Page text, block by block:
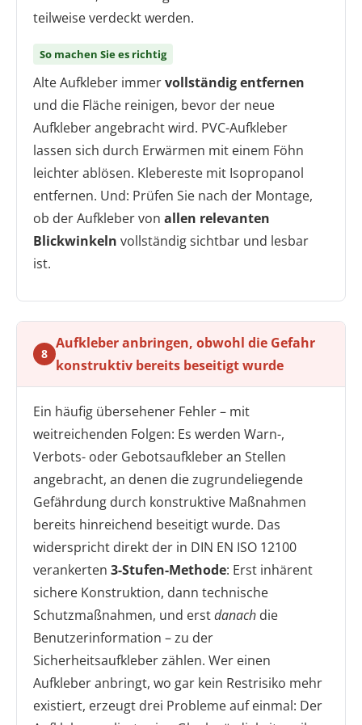
teilweise verdeckt werden.
So machen Sie es richtig
Alte Aufkleber immervollständig entfernen
und die Fläche reinigen, bevor der neue
Aufkleber angebracht wird. PVC-Aufkleber
lassen sich durch Erwärmen mit einem Föhn
leichter ablösen. Klebereste mit Isopropanol
entfernen. Und: Prüfen Sie nach der Montage,
ob der Aufkleber von allen relevanten
Blickwinkeln vollständig sichtbar und lesbar
ist.
8
Aufkleber anbringen, obwohl die Gefahr
konstruktiv bereits beseitigt wurde
Ein häufig übersehener Fehler – mit
weitreichenden Folgen: Es werden Warn-,
Verbots- oder Gebotsaufkleber an Stellen
angebracht, an denen die zugrundeliegende
Gefährdung durch konstruktive Maßnahmen
bereits hinreichend beseitigt wurde. Das
widerspricht direkt der in DIN EN ISO 12100
verankerten 3-Stufen-Methode: Erst inhärent
sichere Konstruktion, dann technische
Schutzmaßnahmen, und erstdanach die
Benutzerinformation – zu der
Sicherheitsaufkleber zählen. Wer einen
Aufkleber anbringt, wo gar kein Restrisiko mehr
existiert, erzeugt drei Probleme auf einmal: Der